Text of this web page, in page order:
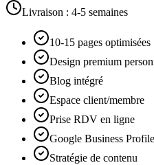
Livraison : 4-5 semaines
10-15 pages optimisées
Design premium
Blog intégré
Espace client/membre
Prise RDV en ligne
Google Business
Stratégie de contenu